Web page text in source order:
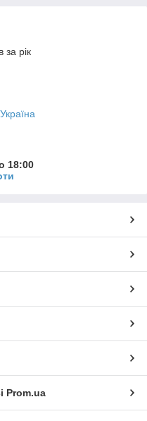
за рік
18:00
Prom.ua